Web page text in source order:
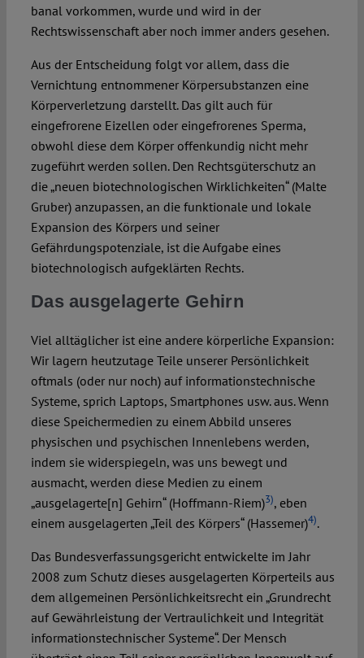
banal vorkommen, wurde und wird in der
Rechtswissenschaft aber noch immer anders gesehen.
Aus der Entscheidung folgt vor allem, dass die
Vernichtung entnommener Körpersubstanzen eine
Körperverletzung darstellt. Das gilt auch für
eingefrorene Eizellen oder eingefrorenes Sperma,
obwohl diese dem Körper offenkundig nicht mehr
zugeführt werden sollen. Den Rechtsgüterschutz an
die „neuen biotechnologischen Wirklichkeiten“ (Malte
Gruber) anzupassen, an die funktionale und lokale
Expansion des Körpers und seiner
Gefährdungspotenziale, ist die Aufgabe eines
biotechnologisch aufgeklärten Rechts.
Das ausgelagerte Gehirn
Viel alltäglicher ist eine andere körperliche Expansion:
Wir lagern heutzutage Teile unserer Persönlichkeit
oftmals (oder nur noch) auf informationstechnische
Systeme, sprich Laptops, Smartphones usw. aus. Wenn
diese Speichermedien zu einem Abbild unseres
physischen und psychischen Innenlebens werden,
indem sie widerspiegeln, was uns bewegt und
ausmacht, werden diese Medien zu einem
„ausgelagerte[n] Gehirn“ (Hoffmann-Riem)3), eben
einem ausgelagerten „Teil des Körpers“ (Hassemer)4).
Das Bundesverfassungsgericht entwickelte im Jahr
2008 zum Schutz dieses ausgelagerten Körperteils aus
dem allgemeinen Persönlichkeitsrecht ein „Grundrecht
auf Gewährleistung der Vertraulichkeit und Integrität
informationstechnischer Systeme“. Der Mensch